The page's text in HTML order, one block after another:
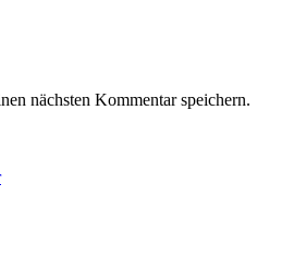
nächsten Kommentar speichern.